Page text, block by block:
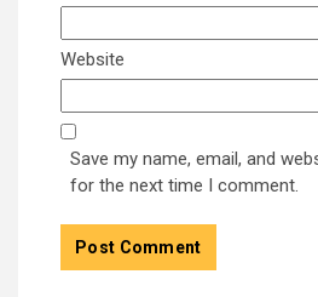
Website
Save my name, email, and
for the next time I comment.